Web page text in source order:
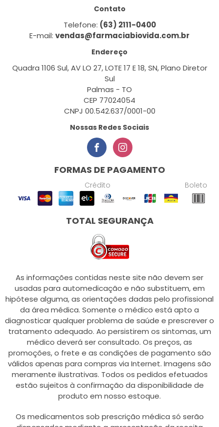
Contato
Telefone: (63) 2111-0400
E-mail: vendas@farmaciabiovida.com.br
Endereço
Quadra 1106 Sul, AV LO 27, LOTE 17 E 18, SN, Plano Diretor
Sul
Palmas - TO
CEP 77024054
CNPJ 00.542.637/0001-00
Nossas Redes Sociais
FORMAS DE PAGAMENTO
Crédito Boleto
TOTAL SEGURANÇA
As informações contidas neste site não devem ser
usadas para automedicação e não substituem, em
hipótese alguma, as orientações dadas pelo profissional
da área médica. Somente o médico está apto a
diagnosticar qualquer problema de saúde e prescrever o
tratamento adequado. Ao persistirem os sintomas, um
médico deverá ser consultado. Os preços, as
promoções, o frete e as condições de pagamento são
válidos apenas para compras via Internet. Imagens são
meramente ilustrativas. Todos os pedidos efetuados
estão sujeitos à confirmação da disponibilidade de
produto em nosso estoque.
Os medicamentos sob prescrição médica só serão